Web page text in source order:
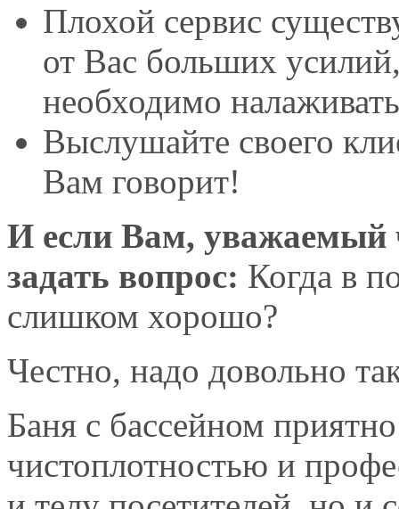
Плохой сервис
от Вас больших
необходимо
Выслушайте своего
Вам говорит!
И если Вам, уважаемый
задать вопрос: Когда в
слишком хорошо?
Честно, надо довольно
Баня с бассейном
чистоплотностью и